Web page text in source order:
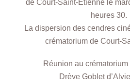
de Court-Saint-Etienne le
heures 30.
La dispersion des cendres
crématorium de Court-
Réunion au
Drève Goblet